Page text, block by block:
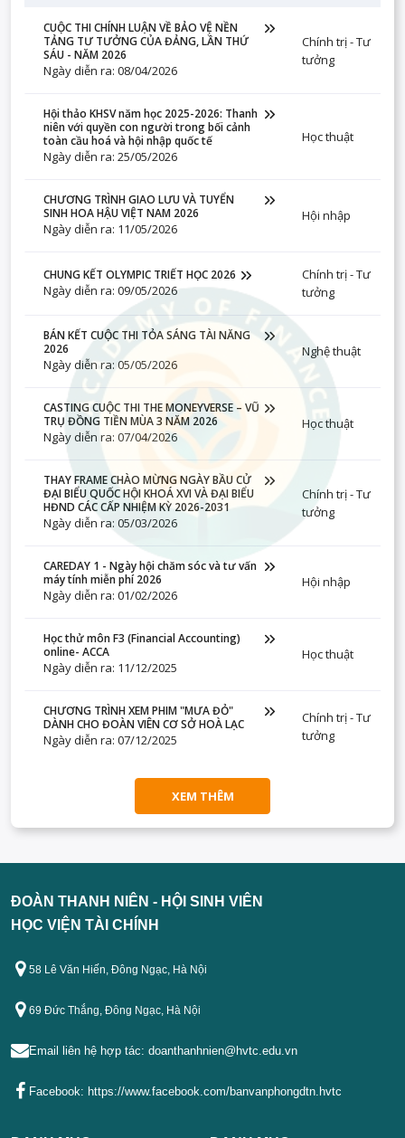
CUỘC THI CHÍNH LUẬN VỀ BẢO VỆ NỀN
TẢNG TƯ TƯỞNG CỦA ĐẢNG, LẦN THỨ
SÁU - NĂM 2026
Ngày diễn ra: 08/04/2026
Chính trị - Tư
tưởng
Hội thảo KHSV năm học 2025-2026: Thanh
niên với quyền con người trong bối cảnh
toàn cầu hoá và hội nhập quốc tế
Ngày diễn ra: 25/05/2026
Học thuật
CHƯƠNG TRÌNH GIAO LƯU VÀ TUYỂN
SINH HOA HẬU VIỆT NAM 2026
Ngày diễn ra: 11/05/2026
Hội nhập
CHUNG KẾT OLYMPIC TRIẾT HỌC 2026
Ngày diễn ra: 09/05/2026
Chính trị - Tư
tưởng
BÁN KẾT CUỘC THI TỎA SÁNG TÀI NĂNG
2026
Ngày diễn ra: 05/05/2026
Nghệ thuật
CASTING CUỘC THI THE MONEYVERSE – VŨ
TRỤ ĐỒNG TIỀN MÙA 3 NĂM 2026
Ngày diễn ra: 07/04/2026
Học thuật
THAY FRAME CHÀO MỪNG NGÀY BẦU CỬ
ĐẠI BIỂU QUỐC HỘI KHOÁ XVI VÀ ĐẠI BIỂU
HĐND CÁC CẤP NHIỆM KỲ 2026-2031
Ngày diễn ra: 05/03/2026
Chính trị - Tư
tưởng
CAREDAY 1 - Ngày hội chăm sóc và tư vấn
máy tính miễn phí 2026
Ngày diễn ra: 01/02/2026
Hội nhập
Học thử môn F3 (Financial Accounting)
online- ACCA
Ngày diễn ra: 11/12/2025
Học thuật
CHƯƠNG TRÌNH XEM PHIM "MƯA ĐỎ"
DÀNH CHO ĐOÀN VIÊN CƠ SỞ HOÀ LẠC
Ngày diễn ra: 07/12/2025
Chính trị - Tư
tưởng
XEM THÊM
ĐOÀN THANH NIÊN - HỘI SINH VIÊN
HỌC VIỆN TÀI CHÍNH
58 Lê Văn Hiến, Đông Ngạc, Hà Nội
69 Đức Thắng, Đông Ngạc, Hà Nội
Email liên hệ hợp tác: doanthanhnien@hvtc.edu.vn
Facebook: https://www.facebook.com/banvanphongdtn.hvtc